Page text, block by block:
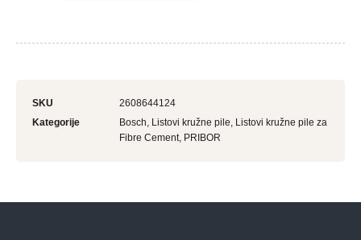
SKU
2608644124
Kategorije
Bosch Listovi kružne pile Listovi kružne pile za
Fibre Cement PRIBOR